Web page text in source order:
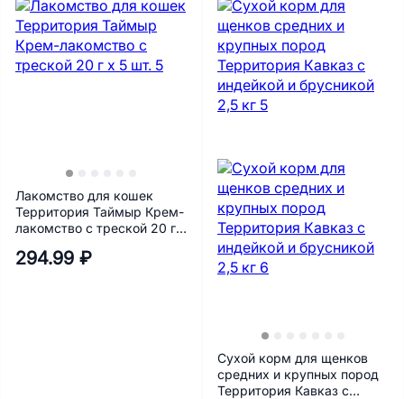
Лакомство для кошек
Территория Таймыр Крем-
лакомство с треской 20 г х
294.99 ₽
Сухой корм для щенков
средних и крупных пород
Территория Кавказ с